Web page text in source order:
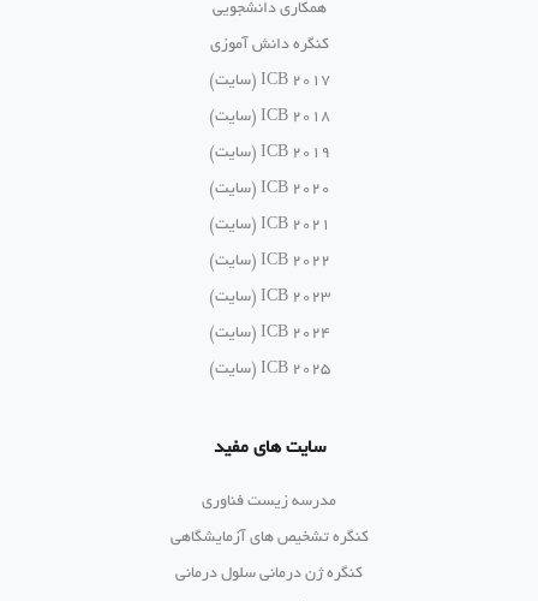
همکاری دانشجویی
کنگره دانش آموزی
ICB 2017 (سایت)
ICB 2018 (سایت)
ICB 2019 (سایت)
ICB 2020 (سایت)
ICB 2021 (سایت)
ICB 2022 (سایت)
ICB 2023 (سایت)
ICB 2024 (سایت)
ICB 2025 (سایت)
سایت های مفید
مدرسه زیست فناوری
کنگره تشخیص های آزمایشگاهی
کنگره ژن درمانی سلول درمانی